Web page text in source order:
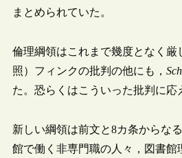
まとめられていた。
倫理綱領はこれまで幾度となく厳
照）フィンクの批判の他にも，
た。恐らくはこういった批判に応
新しい綱領は前文と8カ条からな
館で働く非専門職の人々，図書